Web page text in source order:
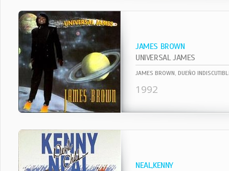
JAMES BROWN
UNIVERSAL JAMES
1992
NEAL,KENNY